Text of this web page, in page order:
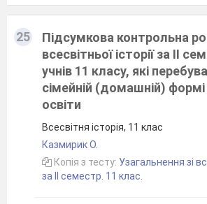
25
Підсумкова контрольна
всесвітньої історії за ІІ
учнів 11 класу, які
сімейній (домашній)
освіти
Всесвітня історія, 11 клас
Казмирик О.
Копія з тесту: Узагальнення зі
за ІІ семестр. 11 клас.